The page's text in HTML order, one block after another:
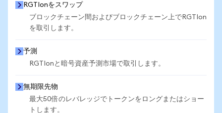
RGTIonをスワップ
ブロックチェーン間およびブロックチェーン上でRGTIon
を取引します。
予測
RGTIonと暗号資産予測市場で取引します。
無期限先物
最大50倍のレバレッジでトークンをロングまたはショー
トします。